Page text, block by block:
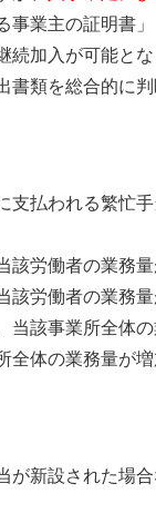
業主の証明書
加入が可能とな
書類を総合的に
払われる繁忙手
該労働者の業務
該労働者の業務
当該事業所全体
全体の業務量が
新設された場